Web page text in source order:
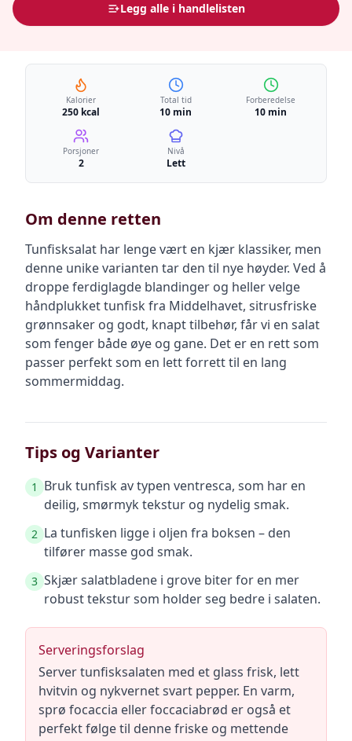
Legg alle i handlelisten
Kalorier
250 kcal
Total tid
10 min
Forberedelse
10 min
Porsjoner
2
Nivå
Lett
Om denne retten
Tunfisksalat har lenge vært en kjær klassiker, men
denne unike varianten tar den til nye høyder. Ved å
droppe ferdiglagde blandinger og heller velge
håndplukket tunfisk fra Middelhavet, sitrusfriske
grønnsaker og godt, knapt tilbehør, får vi en salat
som fenger både øye og gane. Det er en rett som
passer perfekt som en lett forrett til en lang
sommermiddag.
Tips og Varianter
1
Bruk tunfisk av typen ventresca, som har en
deilig, smørmyk tekstur og nydelig smak.
2 La tunfisken ligge i oljen fra boksen – den
tilfører masse god smak.
3 Skjær salatbladene i grove biter for en mer
robust tekstur som holder seg bedre i salaten.
Serveringsforslag
Server tunfisksalaten med et glass frisk, lett
hvitvin og nykvernet svart pepper. En varm,
sprø focaccia eller foccaciabrød er også et
perfekt følge til denne friske og mettende